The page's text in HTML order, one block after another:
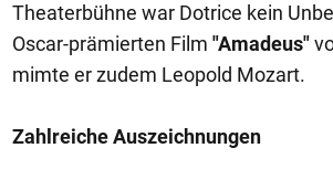
Theaterbühne war Dotrice kein
Oscar-prämierten Film "Amadeus"
mimte er zudem Leopold Mozart.
Zahlreiche Auszeichnungen